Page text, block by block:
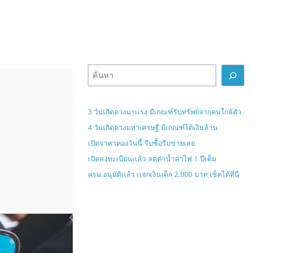
3 วันเกิดดวงมาเเรง มีเกณฑ์รับทรัพย์จากคนใกล้ตัว
4 วันเกิดดวงมหาเศรษฐี มีเกณฑ์ได้เงินล้าน
เปิดราคาทองวันนี้ รีบซื้อรีบขายเลย
เปิดลงทะเบียนเเล้ว ลดค่าน้ำค่าไฟ 1 ปีเต็ม
ครม.อนุมัติเเล้ว เเจกเงินเด็ก 2,000 บาท เช็คได้ที่นี่